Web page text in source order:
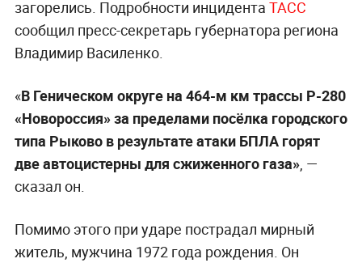
загорелись. Подробности инцидента ТАСС
сообщил пресс-секретарь губернатора региона
Владимир Василенко.
«В Геническом округе на 464-м км трассы Р-280
«Новороссия» за пределами посёлка городского
типа Рыково в результате атаки БПЛА горят
две автоцистерны для сжиженного газа», —
сказал он.
Помимо этого при ударе пострадал мирный
житель, мужчина 1972 года рождения. Он